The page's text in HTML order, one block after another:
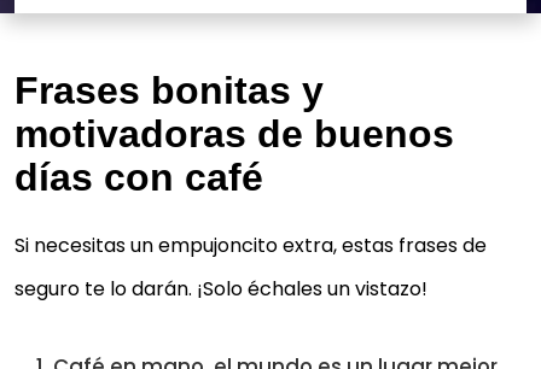
Frases bonitas y
motivadoras de buenos
días con café
Si necesitas un empujoncito extra, estas frases de
seguro te lo darán. ¡Solo échales un vistazo!